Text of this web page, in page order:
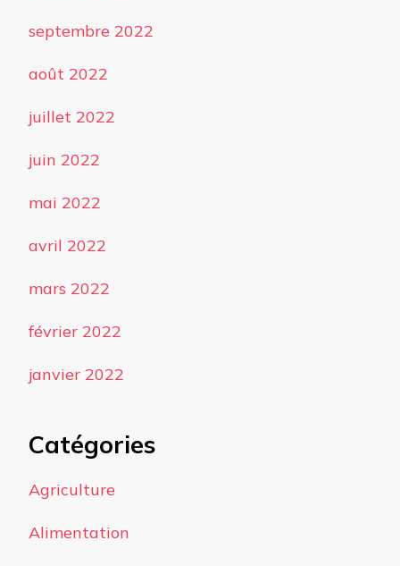
septembre 2022
août 2022
juillet 2022
juin 2022
mai 2022
avril 2022
mars 2022
février 2022
janvier 2022
Catégories
Agriculture
Alimentation